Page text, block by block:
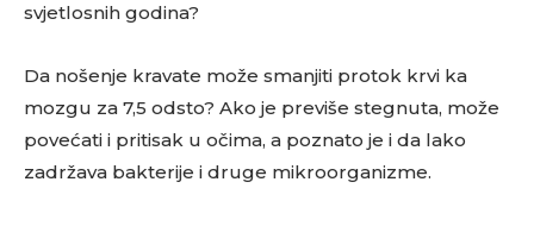
svjetlosnih godina?
Da nošenje kravate može smanjiti protok krvi ka
mozgu za 7,5 odsto? Ako je previše stegnuta, može
povećati i pritisak u očima, a poznato je i da lako
zadržava bakterije i druge mikroorganizme.